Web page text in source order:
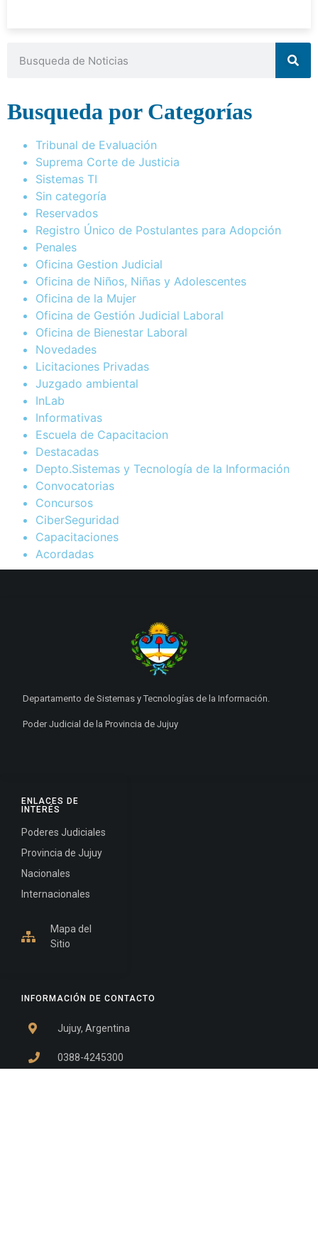
Busqueda por Categorías
Tribunal de Evaluación
Suprema Corte de Justicia
Sistemas TI
Sin categoría
Reservados
Registro Único de Postulantes para Adopción
Penales
Oficina Gestion Judicial
Oficina de Niños, Niñas y Adolescentes
Oficina de la Mujer
Oficina de Gestión Judicial Laboral
Oficina de Bienestar Laboral
Novedades
Licitaciones Privadas
Juzgado ambiental
InLab
Informativas
Escuela de Capacitacion
Destacadas
Depto.Sistemas y Tecnología de la Información
Convocatorias
Concursos
CiberSeguridad
Capacitaciones
Acordadas
INFORMACIÓN DE CONTACTO
Jujuy, Argentina
0388-4245300
ENLACES DE
INTERÉS
Poderes Judiciales
Provincia de Jujuy
Nacionales
Internacionales
Mapa del
Sitio
Departamento de Sistemas y Tecnologías de la Información.
Poder Judicial de la Provincia de Jujuy